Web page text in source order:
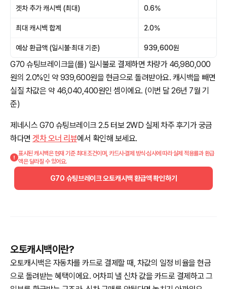
겟차 추가 캐시백 (최대) 0.6%
최대 캐시백 합계 2.0%
예상 환급액 (일시불·최대 기준) 939,600원
G70 슈팅브레이크을(를) 일시불로 결제하면 차량가 46,980,000
원의 2.0%인 약 939,600원을 현금으로 돌려받아요. 캐시백을 빼면
실질 차값은 약 46,040,400원인 셈이에요. (이번 달 26년 7월 기
준)
제네시스 G70 슈팅브레이크 2.5 터보 2WD 실제 차주 후기가 궁금
하다면 겟차 오너 리뷰에서 확인해 보세요.
표시된 캐시백은 현재 기준 최대 조건이며, 카드사·결제 방식·심사에 따라 실제 적용률과 환급
액은 달라질 수 있어요.
G70 슈팅브레이크 오토캐시백 환급액 확인하기
오토캐시백이란?
오토캐시백은 자동차를 카드로 결제할 때, 차값의 일정 비율을 현금
으로 돌려받는 혜택이에요. 어차피 낼 신차 값을 카드로 결제하고 그